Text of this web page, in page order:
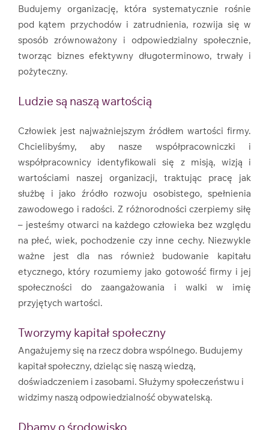
Budujemy organizację, która systematycznie rośnie
pod kątem przychodów i zatrudnienia, rozwija się w
sposób zrównoważony i odpowiedzialny społecznie,
tworząc biznes efektywny długoterminowo, trwały i
pożyteczny.
Ludzie są naszą wartością
Człowiek jest najważniejszym źródłem wartości firmy.
Chcielibyśmy, aby nasze współpracowniczki i
współpracownicy identyfikowali się z misją, wizją i
wartościami naszej organizacji, traktując pracę jak
służbę i jako źródło rozwoju osobistego, spełnienia
zawodowego i radości. Z różnorodności czerpiemy siłę
– jesteśmy otwarci na każdego człowieka bez względu
na płeć, wiek, pochodzenie czy inne cechy. Niezwykle
ważne jest dla nas również budowanie kapitału
etycznego, który rozumiemy jako gotowość firmy i jej
społeczności do zaangażowania i walki w imię
przyjętych wartości.
Tworzymy kapitał społeczny
Angażujemy się na rzecz dobra wspólnego. Budujemy
kapitał społeczny, dzieląc się naszą wiedzą,
doświadczeniem i zasobami. Służymy społeczeństwu i
widzimy naszą odpowiedzialność obywatelską.